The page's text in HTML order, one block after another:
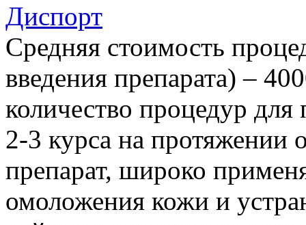
Диспорт
Средняя стоимость
введения препарата) –
количество процедур
2-3 курса на протяжении
препарат, широко
омоложения кожи и